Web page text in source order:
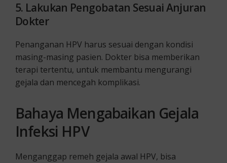
5. Lakukan Pengobatan Sesuai Anjuran
Dokter
Penanganan HPV harus sesuai dengan kondisi
masing-masing pasien. Dokter bisa memberikan
terapi tertentu, untuk membantu mengurangi
gejala dan mencegah komplikasi.
Bahaya Mengabaikan Gejala
Infeksi HPV
Menganggap remeh gejala awal HPV, bisa